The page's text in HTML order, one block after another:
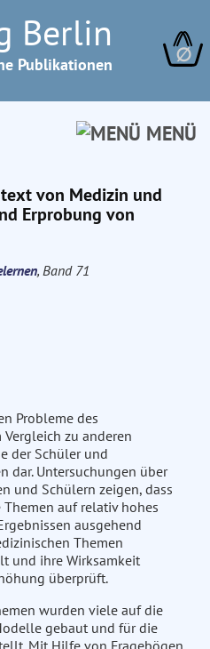
Berlin
Publikationen ∅
MENÜ
von Medizin und
Erprobung von
, Band 71
Probleme des
zu anderen
der Schüler und
dar. Untersuchungen über
und Schülern zeigen, dass
auf relativ hohes
ausgehend
Themen
und ihre Wirksamkeit
überprüft.
wurden viele auf die
gebaut und für die